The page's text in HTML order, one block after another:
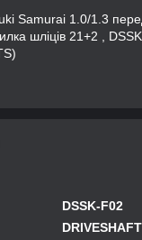
Samurai 1.0/1.3
шліців 21+2 ,
DSSK-F02